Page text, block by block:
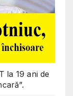
la 19 ani de